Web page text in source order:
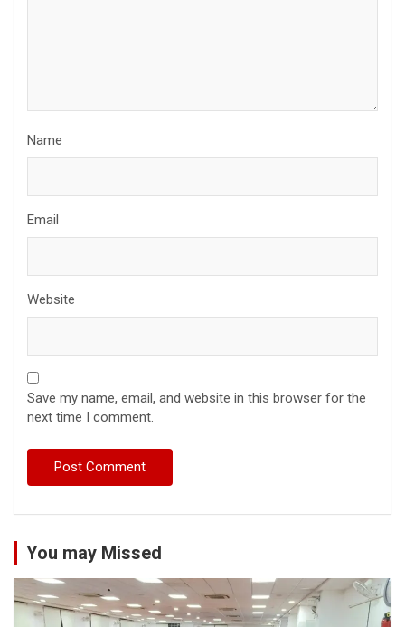
Name
Email
Website
Save my name, email, and website in this browser for the
next time I comment.
You may Missed